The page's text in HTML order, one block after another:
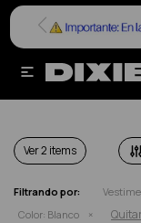

TOPS Y
Ver
Filtrando por:
Color: Blanco